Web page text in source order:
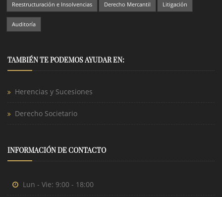
Reestructuración e Insolvencias Derecho Mercantil Litigación
Auditoría
TAMBIÉN TE PODEMOS AYUDAR EN:
Herencias y Sucesiones
Derecho Societario
INFORMACIÓN DE CONTACTO
Lun - Vie: 9:00 - 18:00